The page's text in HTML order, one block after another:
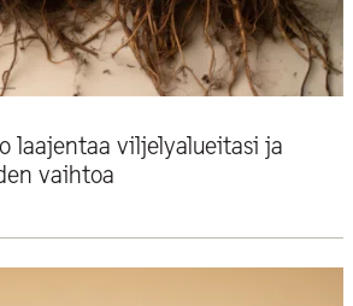
laajentaa viljelyalueitasi ja
vaihtoa